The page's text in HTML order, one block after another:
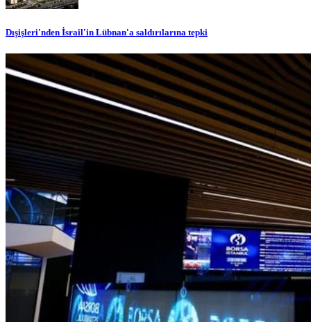
Dışişleri'nden İsrail'in Lübnan'a saldırılarına tepki